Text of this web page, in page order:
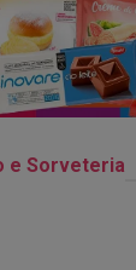
e Sorveteria